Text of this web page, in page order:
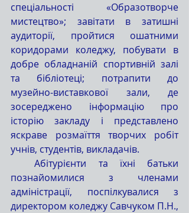
спеціальності «Образотворче
мистецтво»; завітати в затишні
аудиторії, пройтися ошатними
коридорами коледжу, побувати в
добре обладнаній спортивній залі
та бібліотеці; потрапити до
музейно-виставкової зали, де
зосереджено інформацію про
історію закладу і представлено
яскраве розмаїття творчих робіт
учнів, студентів, викладачів.
  Абітурієнти та їхні батьки
познайомилися з членами
адміністрації, поспілкувалися з
директором коледжу Савчуком П.Н.,